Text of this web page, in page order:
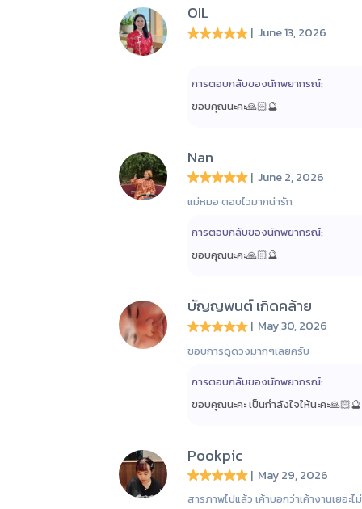
OIL
| June 13, 2026
การตอบกลับของนักพยากรณ์:
ขอบคุณนะคะ🙏🏻🔮
Nan
| June 2, 2026
แม่หมอ ตอบไวมากน่ารัก
การตอบกลับของนักพยากรณ์:
ขอบคุณนะคะ🙏🏻🔮
บัญญพนต์ เกิดคล้าย
| May 30, 2026
ชอบการดูดวงมากๆเลยครับ
การตอบกลับของนักพยากรณ์:
ขอบคุณนะคะ เป็นกำลังใจให้นะคะ🙏🏻🔮
Pookpic
| May 29, 2026
สารภาพไปแล้ว เค้าบอกว่าเค้างานเยอ